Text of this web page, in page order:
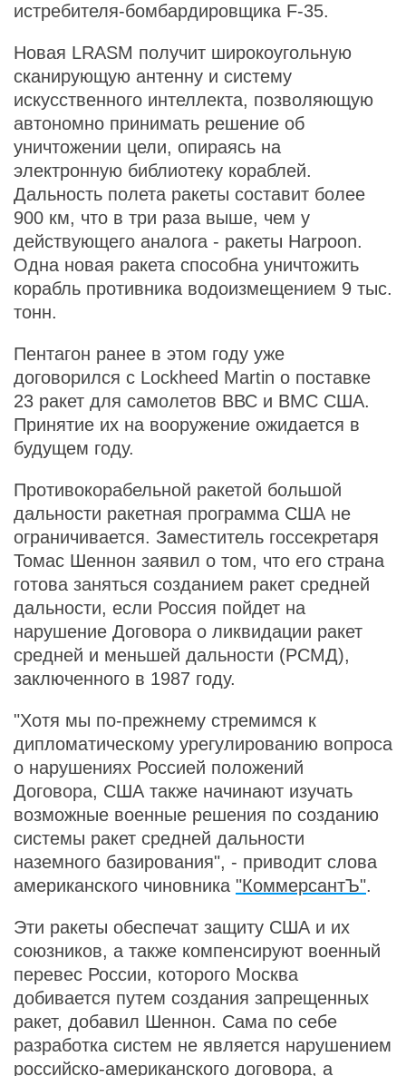
истребителя-бомбардировщика F-35.
Новая LRASM получит широкоугольную
сканирующую антенну и систему
искусственного интеллекта, позволяющую
автономно принимать решение об
уничтожении цели, опираясь на
электронную библиотеку кораблей.
Дальность полета ракеты составит более
900 км, что в три раза выше, чем у
действующего аналога - ракеты Harpoon.
Одна новая ракета способна уничтожить
корабль противника водоизмещением 9 тыс.
тонн.
Пентагон ранее в этом году уже
договорился с Lockheed Martin о поставке
23 ракет для самолетов ВВС и ВМС США.
Принятие их на вооружение ожидается в
будущем году.
Противокорабельной ракетой большой
дальности ракетная программа США не
ограничивается. Заместитель госсекретаря
Томас Шеннон заявил о том, что его страна
готова заняться созданием ракет средней
дальности, если Россия пойдет на
нарушение Договора о ликвидации ракет
средней и меньшей дальности (РСМД),
заключенного в 1987 году.
"Хотя мы по-прежнему стремимся к
дипломатическому урегулированию вопроса
о нарушениях Россией положений
Договора, США также начинают изучать
возможные военные решения по созданию
системы ракет средней дальности
наземного базирования", - приводит слова
американского чиновника "КоммерсантЪ".
Эти ракеты обеспечат защиту США и их
союзников, а также компенсируют военный
перевес России, которого Москва
добивается путем создания запрещенных
ракет, добавил Шеннон. Сама по себе
разработка систем не является нарушением
российско-американского договора, а